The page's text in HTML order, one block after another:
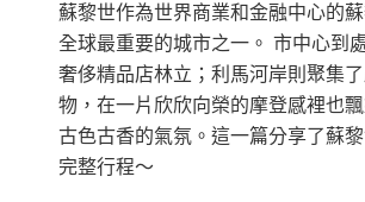
Tips:
An
Ultimate
Visit
To
蘇黎世作為世界商業和金融中心的
全球最重要的城市之一。 市中心到
奢侈精品店林立；利馬河岸則聚集
物，在一片欣欣向榮的摩登感裡也
古色古香的氣氛。這一篇分享了蘇
完整行程～